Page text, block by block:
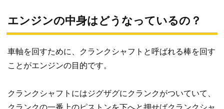
エンジンの中身はどうなっているの？
車軸を回すために、クランクシャフトと呼ばれる棒を回す
ことがエンジンの目的です。
クランクシャフトにはジグザグにクランクがついていて、
クランクの一番上のピストンを下へと押せばクランクシャ